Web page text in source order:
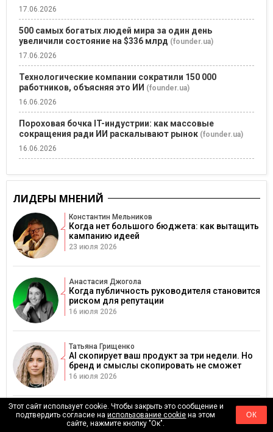
17.06.2026
500 самых богатых людей мира за один день
увеличили состояние на $336 млрд (founder.ua)
17.06.2026
Технологические компании сократили 150 000
работников, объясняя это ИИ (founder.ua)
16.06.2026
Пороховая бочка IT-индустрии: как массовые
сокращения ради ИИ раскалывают рынок (founder.ua)
16.06.2026
ЛИДЕРЫ МНЕНИЙ
Константин Мельников
Когда нет большого бюджета: как вытащить
кампанию идеей
23 июля 2026
Анастасия Джогола
Когда публичность руководителя становится
риском для репутации
16 июля 2026
Татьяна Грищенко
AI скопирует ваш продукт за три недели. Но
бренд и смыслы скопировать не сможет
16 июля 2026
Юлия Вищук
Почему инфлюенс-кампании съедают
бюджеты и как превратить сотрудничество с
Этот сайт использует cookie. Чтобы закрыть это сообщение и
подтвердить согласие наиспользование cookie на этом
сайте, нажмите кнопку "Ок".
ОК